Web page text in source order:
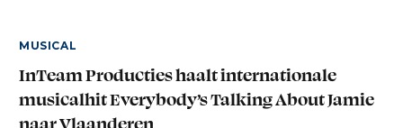
MUSICAL
InTeam Producties haalt internationale
musicalhit Everybody’s Talking About Jamie
naar Vlaanderen